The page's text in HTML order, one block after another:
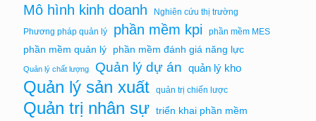
Mô hình kinh doanh
Nghiên cứu thị trường
Phương pháp quản lý
phần mềm kpi phần mềm MES
phần mềm quản lý phần mềm đánh giá năng lực
Quản lý chất lượng Quản lý dự án quản lý kho
Quản lý sản xuất quản trị chiến lược
Quản trị nhân sự triển khai phần mềm